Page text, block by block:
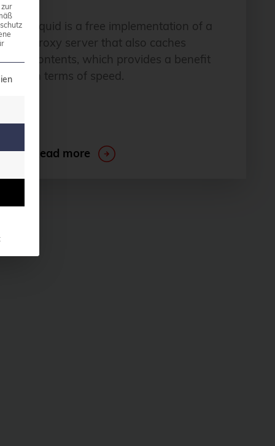
Squid is a free implementation of a
proxy server that also caches
contents, which provides a benefit
in terms of speed.
Read more
be given. The first service group is essential